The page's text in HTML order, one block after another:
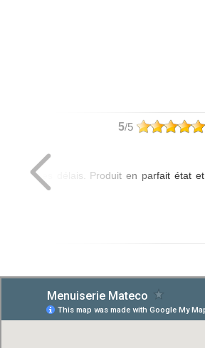
5/5
dans les délais. Produit en parfait état et